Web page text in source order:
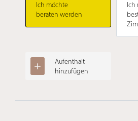
Ich möchte
beraten werden
Ich
Aufenthalt
hinzufügen